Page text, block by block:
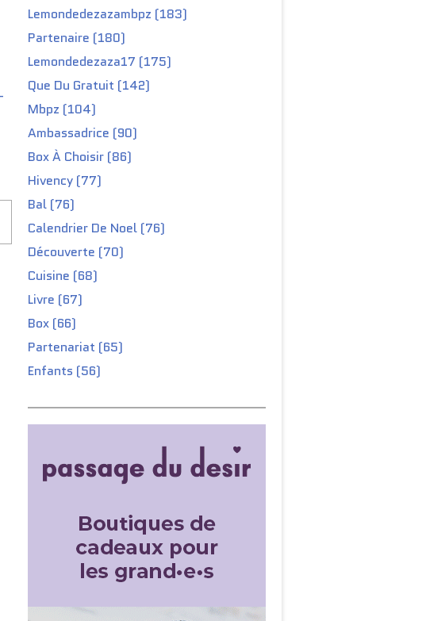
Lemondedezazambpz (183)
Partenaire (180)
Lemondedezaza17 (175)
Que Du Gratuit (142)
Mbpz (104)
Ambassadrice (90)
Box À Choisir (86)
Hivency (77)
Bal (76)
Calendrier De Noel (76)
Découverte (70)
Cuisine (68)
Livre (67)
Box (66)
Partenariat (65)
Enfants (56)